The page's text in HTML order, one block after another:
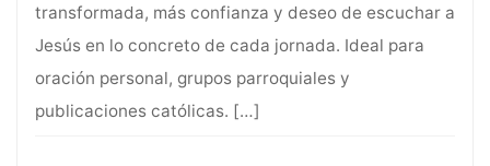
transformada, más confianza y deseo de escuchar a
Jesús en lo concreto de cada jornada. Ideal para
oración personal, grupos parroquiales y
publicaciones católicas. […]